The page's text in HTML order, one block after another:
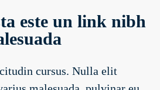
este un link nibh
cursus. Nulla elit